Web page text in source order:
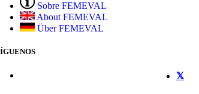
Sobre FEMEVAL
About FEMEVAL
Über FEMEVAL